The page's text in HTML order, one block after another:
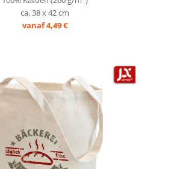
ca. 38 x 42 cm
vanaf 4,49 €